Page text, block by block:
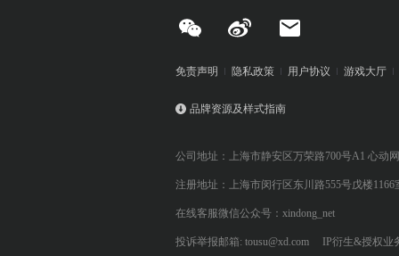
免责声明 隐私政策 用户协议 游戏大厅
品牌资源及样式指南
公司地址：上海市静安区万荣路700号A1 心动
注册地址：上海市闵行区东川路555号戊楼1166
在线客服微信公众号：xindong_net
投诉举报邮箱: tousu@xd.com IP衍生&授权业